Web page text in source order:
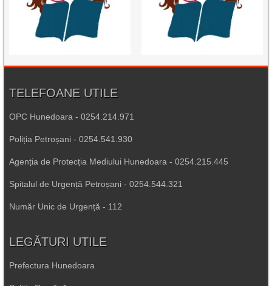
TELEFOANE UTILE
OPC Hunedoara - 0254.214.971
Poliția Petroșani - 0254.541.930
Agenția de Protecția Mediului Hunedoara - 0254.215.445
Spitalul de Urgență Petroșani - 0254.544.321
Număr Unic de Urgență - 112
LEGĂTURI UTILE
Prefectura Hunedoara